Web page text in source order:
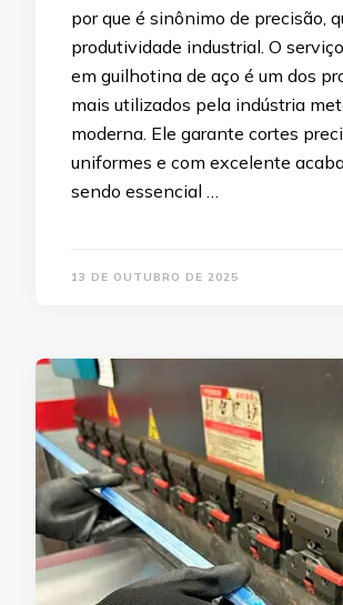
por que é sinônimo de precisão,
produtividade industrial. O
em guilhotina de aço é um dos
mais utilizados pela indústria
moderna. Ele garante cortes
uniformes e com excelente
sendo essencial …
13 DE OUTUBRO DE 2025